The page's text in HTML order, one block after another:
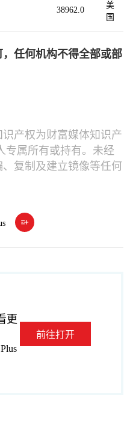
38962.0
美
国
任何机构不得全部或部
产权为财富媒体知识产
专属所有或持有。未经
复制及建立镜像等任何
更
前往打开